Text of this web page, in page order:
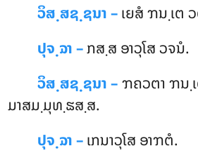
ວິສ຺ສຊ຺ຊນາ –ເຍສໍ ຠນ຺ເຕ
ປຸຈ຺ຉາ –ກສ຺ສ ອາວຸໂສ ວຈນໍ.
ວິສ຺ສຊ຺ຊນາ –ຠຄວຕາ ຠນ຺
ມາສມ຺ມຸທ຺ຘສ຺ສ.
ປຸຈ຺ຉາ –ເກນາວຸໂສ ອາຠຕໍ.